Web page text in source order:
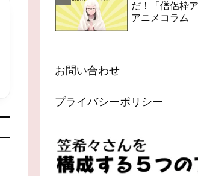
だ！「僧侶枠
アニメコラム
お問い合わせ
プライバシーポリシー